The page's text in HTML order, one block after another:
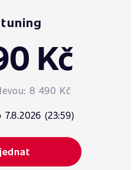
Kč
8 490 Kč
(23:59)